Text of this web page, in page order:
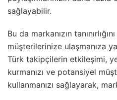
sağlayabilir.
Bu da markanızın
müşterilerinize ulaşmanıza
Türk takipçilerin etkileşimi,
kurmanızı ve potansiyel
kullanmanızı sağlayarak,